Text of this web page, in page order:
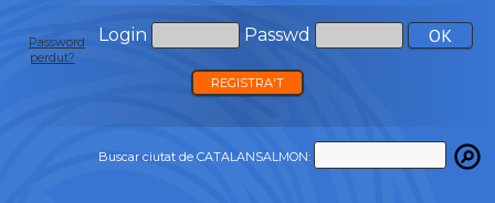
Login Passwd
Password
perdut?
REGISTRA'T
Buscar ciutat de CATALANSALMON: